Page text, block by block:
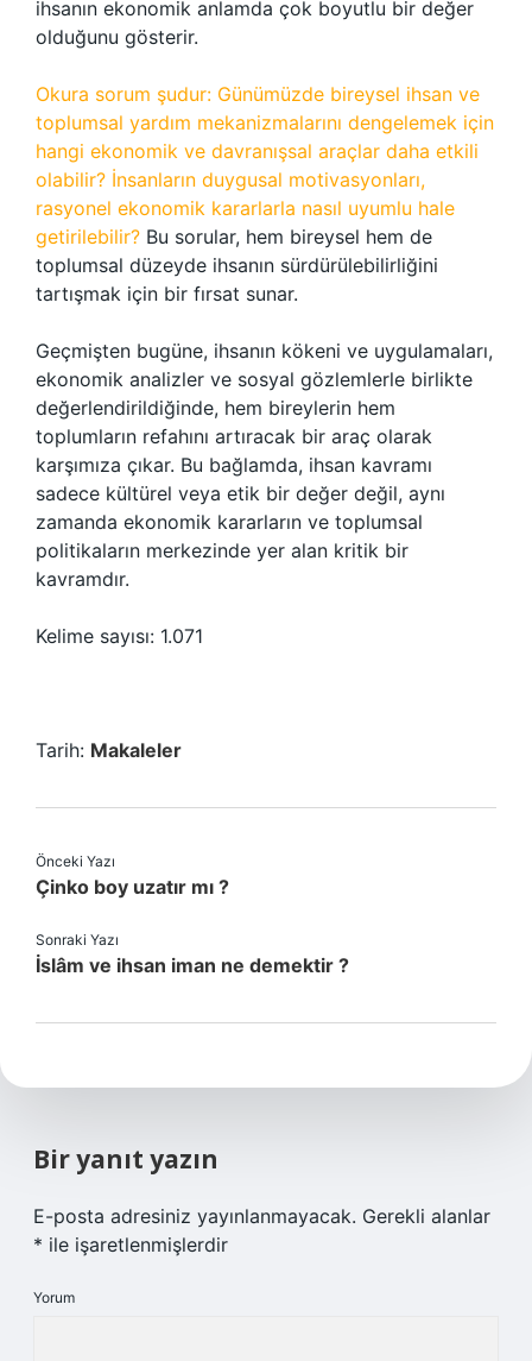
ihsanın ekonomik anlamda çok boyutlu bir değer
olduğunu gösterir.
Okura sorum şudur: Günümüzde bireysel ihsan ve
toplumsal yardım mekanizmalarını dengelemek için
hangi ekonomik ve davranışsal araçlar daha etkili
olabilir? İnsanların duygusal motivasyonları,
rasyonel ekonomik kararlarla nasıl uyumlu hale
getirilebilir? Bu sorular, hem bireysel hem de
toplumsal düzeyde ihsanın sürdürülebilirliğini
tartışmak için bir fırsat sunar.
Geçmişten bugüne, ihsanın kökeni ve uygulamaları,
ekonomik analizler ve sosyal gözlemlerle birlikte
değerlendirildiğinde, hem bireylerin hem
toplumların refahını artıracak bir araç olarak
karşımıza çıkar. Bu bağlamda, ihsan kavramı
sadece kültürel veya etik bir değer değil, aynı
zamanda ekonomik kararların ve toplumsal
politikaların merkezinde yer alan kritik bir
kavramdır.
Kelime sayısı: 1.071
Tarih: Makaleler
Önceki Yazı
Çinko boy uzatır mı ?
Sonraki Yazı
İslâm ve ihsan iman ne demektir ?
Bir yanıt yazın
E-posta adresiniz yayınlanmayacak. Gerekli alanlar
* ile işaretlenmişlerdir
Yorum